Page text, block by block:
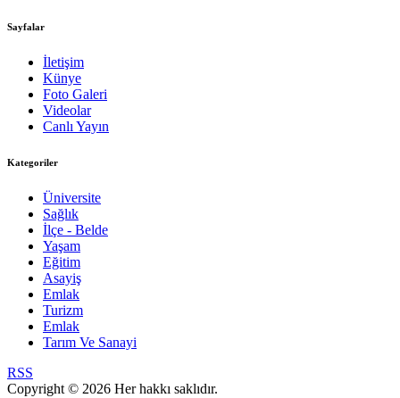
Sayfalar
İletişim
Künye
Foto Galeri
Videolar
Canlı Yayın
Kategoriler
Üniversite
Sağlık
İlçe - Belde
Yaşam
Eğitim
Asayiş
Emlak
Turizm
Emlak
Tarım Ve Sanayi
RSS
Copyright © 2026 Her hakkı saklıdır.